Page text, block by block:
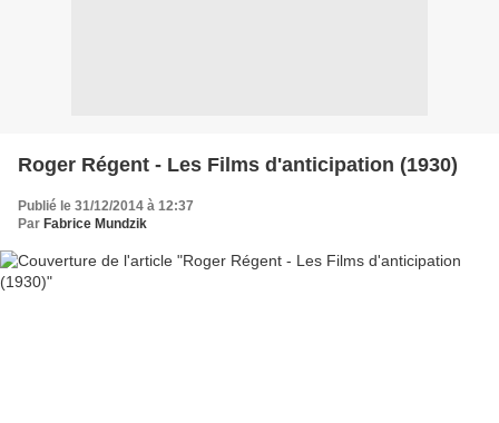
Roger Régent - Les Films d'anticipation (1930)
Publié le 31/12/2014 à 12:37
Par Fabrice Mundzik